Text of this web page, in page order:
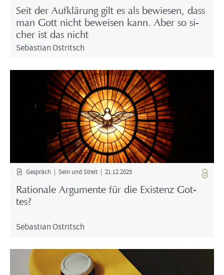
Seit der Auf­klä­rung gilt es als be­wie­sen, dass
man Gott nicht be­wei­sen kann. Aber so si­
cher ist das nicht
Se­bas­ti­an Ost­rit­sch
Ge­spräch | Sein und Streit | 21.12.2025
Ra­tio­na­le Ar­gu­men­te für die Exis­tenz Got­
tes?
Se­bas­ti­an Ost­rit­sch